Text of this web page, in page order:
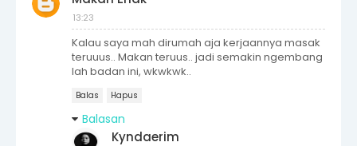
13:23
Kalau saya mah dirumah aja kerjaannya masak
teruuus.. Makan teruus.. jadi semakin ngembang
lah badan ini, wkwkwk..
Balas Hapus
Balasan
Kyndaerim